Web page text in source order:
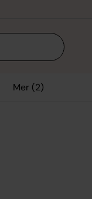
Mer (2)